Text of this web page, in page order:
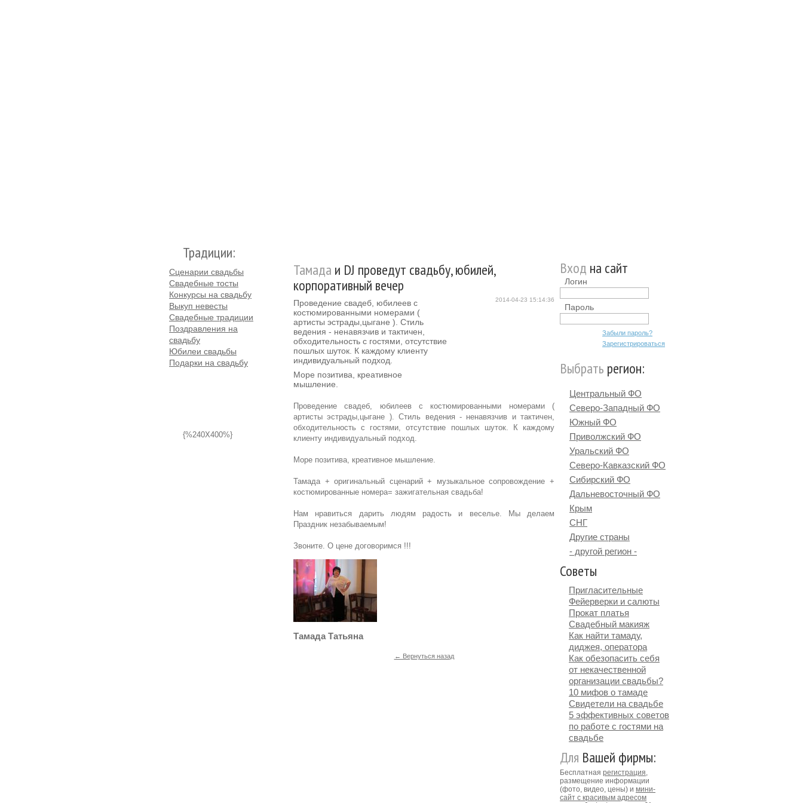
Традиции:
Сценарии свадьбы
Свадебные тосты
Конкурсы на свадьбу
Выкуп невесты
Свадебные традиции
Поздравления на
свадьбу
Юбилеи свадьбы
Подарки на свадьбу
{%240X400%}
Тамада и DJ проведут свадьбу, юбилей,
корпоративный вечер
Проведение свадеб, юбилеев с
костюмированными номерами (
артисты эстрады,цыгане ). Стиль
ведения - ненавязчив и тактичен,
обходительность с гостями, отсутствие
пошлых шуток. К каждому клиенту
индивидуальный подход.
Море позитива, креативное
мышление.
2014-04-23 15:14:36
Проведение свадеб, юбилеев с костюмированными номерами (
артисты эстрады,цыгане ). Стиль ведения - ненавязчив и тактичен,
обходительность с гостями, отсутствие пошлых шуток. К каждому
клиенту индивидуальный подход.
Море позитива, креативное мышление.
Тамада + оригинальный сценарий + музыкальное сопровождение +
костюмированные номера= зажигательная свадьба!
Нам нравиться дарить людям радость и веселье. Мы делаем
Праздник незабываемым!
Звоните. О цене договоримся !!!
Тамада Татьяна
← Вернуться назад
Вход на сайт
Логин
Пароль
Забыли пароль?
Зарегистрироваться
Выбрать регион:
Центральный ФО
Северо-Западный ФО
Южный ФО
Приволжский ФО
Уральский ФО
Северо-Кавказский ФО
Сибирский ФО
Дальневосточный ФО
Крым
СНГ
Другие страны
- другой регион -
Советы
Пригласительные
Фейерверки и салюты
Прокат платья
Свадебный макияж
Как найти тамаду,
диджея, оператора
Как обезопасить себя
от некачественной
организации свадьбы?
10 мифов о тамаде
Свидетели на свадьбе
5 эффективных советов
по работе с гостями на
свадьбе
Для Вашей фирмы:
Бесплатная регистрация,
размещение информации
(фото, видео, цены) и мини-
сайт с красивым адресом